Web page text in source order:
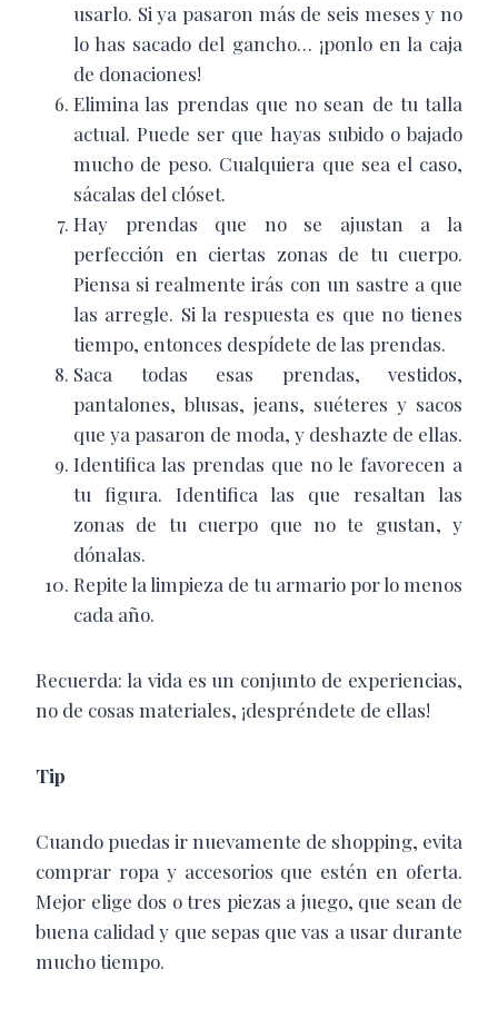
usarlo. Si ya pasaron más de seis meses y no
lo has sacado del gancho… ¡ponlo en la caja
de donaciones!
Elimina las prendas que no sean de tu talla
actual. Puede ser que hayas subido o bajado
mucho de peso. Cualquiera que sea el caso,
sácalas del clóset.
Hay prendas que no se ajustan a la
perfección en ciertas zonas de tu cuerpo.
Piensa si realmente irás con un sastre a que
las arregle. Si la respuesta es que no tienes
tiempo, entonces despídete de las prendas.
Saca todas esas prendas, vestidos,
pantalones, blusas, jeans, suéteres y sacos
que ya pasaron de moda, y deshazte de ellas.
Identifica las prendas que no le favorecen a
tu figura. Identifica las que resaltan las
zonas de tu cuerpo que no te gustan, y
dónalas.
Repite la limpieza de tu armario por lo menos
cada año.
Recuerda: la vida es un conjunto de experiencias,
no de cosas materiales, ¡despréndete de ellas!
Tip
Cuando puedas ir nuevamente de shopping, evita
comprar ropa y accesorios que estén en oferta.
Mejor elige dos o tres piezas a juego, que sean de
buena calidad y que sepas que vas a usar durante
mucho tiempo.